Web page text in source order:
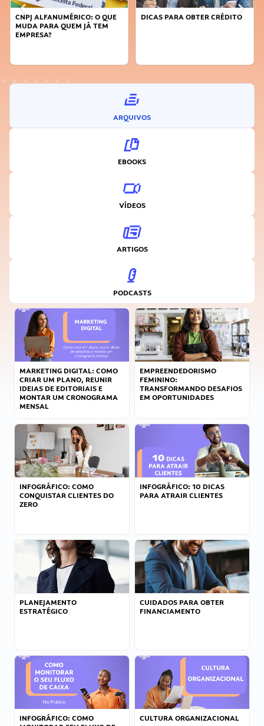
DICAS PARA OBTER CRÉDITO
FAÇA A DIFERENÇA: SEJA
ARQUIVOS
EBOOKS
VÍDEOS
ARTIGOS
PODCASTS
MARKETING DIGITAL: COMO
CRIAR UM PLANO, REUNIR
IDEIAS DE EDITORIAIS E
MONTAR UM CRONOGRAMA
MENSAL
EMPREENDEDORISMO
FEMININO:
TRANSFORMANDO DESAFIOS
EM OPORTUNIDADES
INFOGRÁFICO: COMO
CONQUISTAR CLIENTES DO
ZERO
INFOGRÁFICO: 10 DICAS
PARA ATRAIR CLIENTES
PLANEJAMENTO
ESTRATÉGICO
CUIDADOS PARA OBTER
FINANCIAMENTO
INFOGRÁFICO: COMO
CULTURA ORGANIZACIONAL